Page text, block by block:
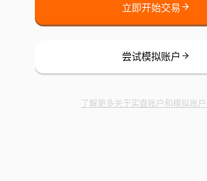
立即开始交易
尝试模拟账户
了解更多关于实盘账户和模拟账